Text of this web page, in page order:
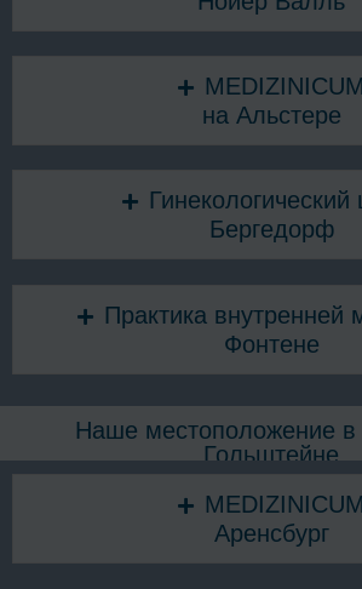
MEDIZINICUM
на Альстере
Гинекологический
Бергедорф
Практика внутренней
Фонтене
Наше местоположение в
Гольштейне
MEDIZINICUM
Аренсбург